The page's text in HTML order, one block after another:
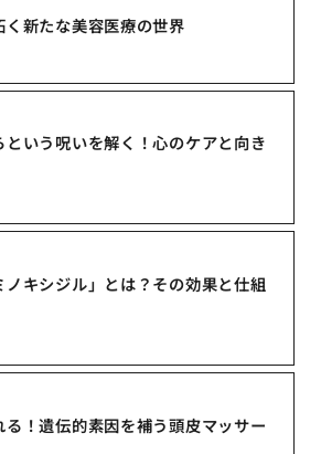
く新たな美容医療の世界
という呪いを解く！心のケアと向き
キシジル」とは？その効果と仕組
！遺伝的素因を補う頭皮マッサー